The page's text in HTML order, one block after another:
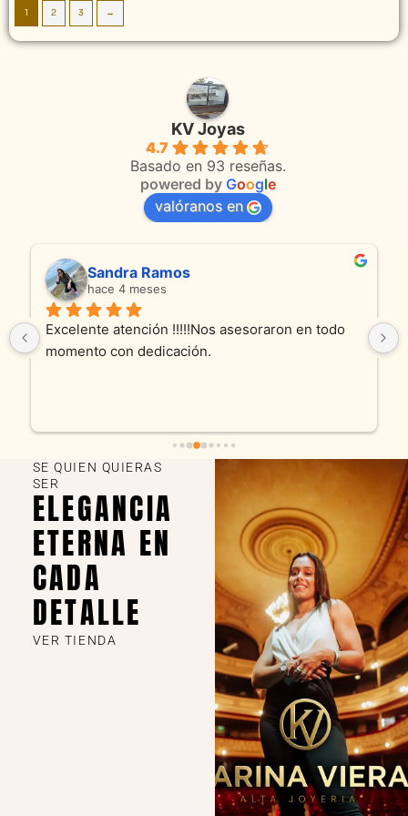
1 2 3 →
KV Joyas
4.7
Basado en 93 reseñas.
powered by Google
valóranos en
Sandra Ramos
hace 4 meses
Excelente atención !!!!!Nos asesoraron en todo
momento con dedicación.
SE QUIEN QUIERAS
SER
ELEGANCIA
ETERNA EN
CADA
DETALLE
VER TIENDA